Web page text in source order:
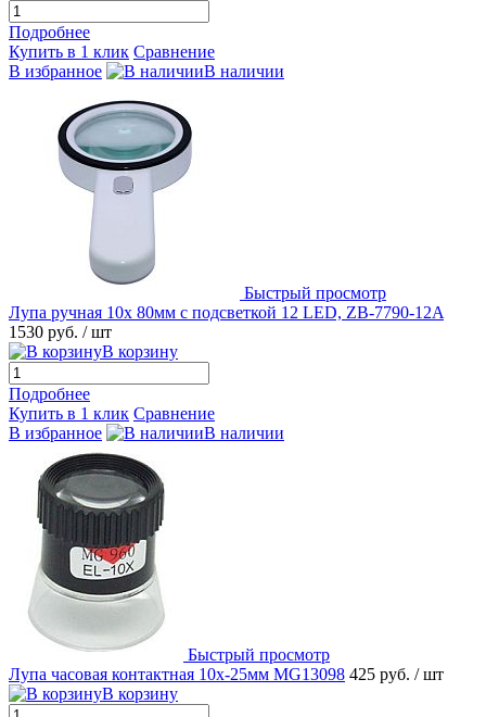
Подробнее
Купить в 1 клик Сравнение
В избранное
В наличии
Быстрый просмотр
Лупа ручная 10x 80мм с подсветкой 12 LED, ZB-7790-12A
1530 руб. / шт
В корзину
Подробнее
Купить в 1 клик Сравнение
В избранное
В наличии
Быстрый просмотр
Лупа часовая контактная 10х-25мм MG13098 425 руб. / шт
В корзину